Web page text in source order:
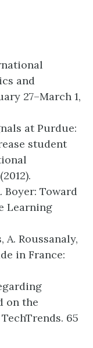
and
27–March 1,
at Purdue:
student
Boyer: Toward
Learning
A. Roussanaly,
in France:
on the
65